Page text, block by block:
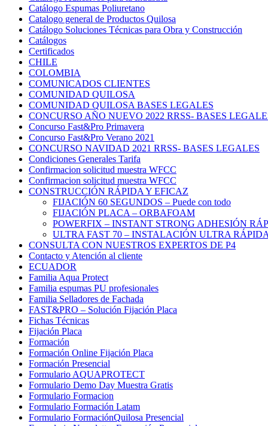
Catálogo Espumas Poliuretano
Catalogo general de Productos Quilosa
Catálogo Soluciones Técnicas para Obra y Construcción
Catálogos
Certificados
CHILE
COLOMBIA
COMUNICADOS CLIENTES
COMUNIDAD QUILOSA
COMUNIDAD QUILOSA BASES LEGALES
CONCURSO AÑO NUEVO 2022 RRSS- BASES
Concurso Fast&Pro Primavera
Concurso Fast&Pro Verano 2021
CONCURSO NAVIDAD 2021 RRSS- BASES LEGALES
Condiciones Generales Tarifa
Confirmacion solicitud muestra WFCC
Confirmacion solicitud muestra WFCC
CONSTRUCCIÓN RÁPIDA Y EFICAZ
FIJACIÓN 60 SEGUNDOS – Puede con todo
FIJACIÓN PLACA – ORBAFOAM
POWERFIX – INSTANT STRONG ADHESIÓN
ULTRA FAST 70 – INSTALACIÓN ULTRA
CONSULTA CON NUESTROS EXPERTOS DE P4
Contacto y Atención al cliente
ECUADOR
Familia Aqua Protect
Familia espumas PU profesionales
Familia Selladores de Fachada
FAST&PRO – Solución Fijación Placa
Fichas Técnicas
Fijación Placa
Formación
Formación Online Fijación Placa
Formación Presencial
Formulario AQUAPROTECT
Formulario Demo Day Muestra Gratis
Formulario Formacion
Formulario Formación Latam
Formulario FormaciónQuilosa Presencial